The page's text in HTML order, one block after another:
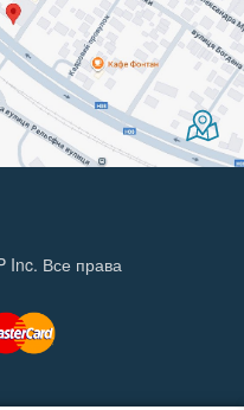
Inc. Все права